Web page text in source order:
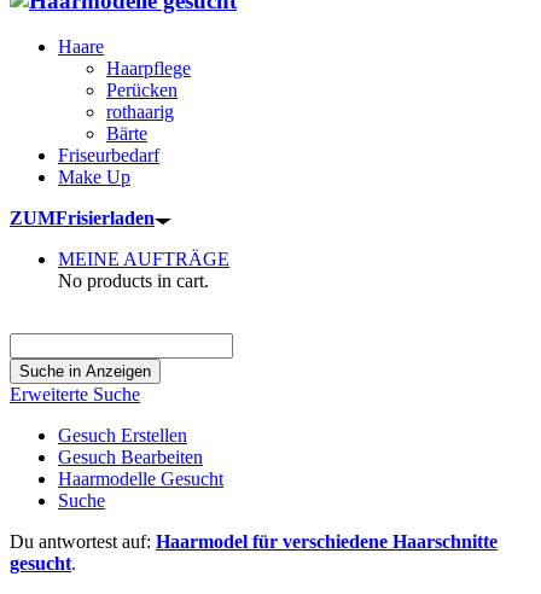
Haare
Haarpflege
Perücken
rothaarig
Bärte
Friseurbedarf
Make Up
ZUMFrisierladen
MEINE AUFTRÄGE
No products in cart.
nach:
Erweiterte Suche
Gesuch Erstellen
Gesuch Bearbeiten
Haarmodelle Gesucht
Suche
Du antwortest auf: Haarmodel für verschiedene Haarschnitte
gesucht.